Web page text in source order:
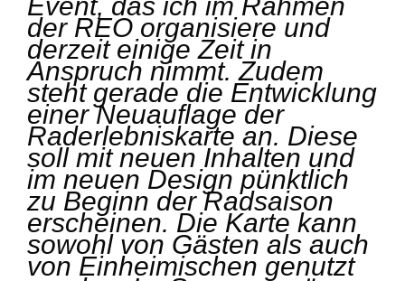
der REO organisiere und
derzeit einige Zeit in
Anspruch nimmt. Zudem
steht gerade die Entwicklung
einer Neuauflage der
Raderlebniskarte an. Diese
soll mit neuen Inhalten und
im neuen Design pünktlich
zu Beginn der Radsaison
erscheinen. Die Karte kann
sowohl von Gästen als auch
von Einheimischen genutzt